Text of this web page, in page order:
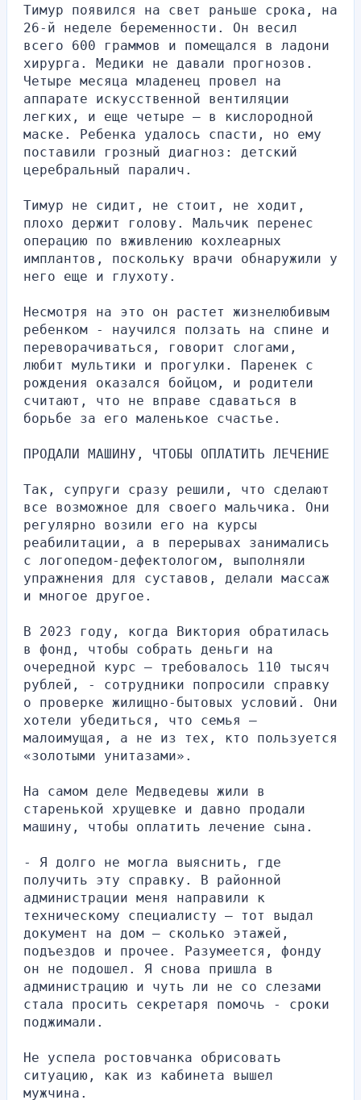
Тимур появился на свет раньше срока, на
26-й неделе беременности. Он весил
всего 600 граммов и помещался в ладони
хирурга. Медики не давали прогнозов.
Четыре месяца младенец провел на
аппарате искусственной вентиляции
легких, и еще четыре – в кислородной
маске. Ребенка удалось спасти, но ему
поставили грозный диагноз: детский
церебральный паралич.
Тимур не сидит, не стоит, не ходит,
плохо держит голову. Мальчик перенес
операцию по вживлению кохлеарных
имплантов, поскольку врачи обнаружили у
него еще и глухоту.
Несмотря на это он растет жизнелюбивым
ребенком - научился ползать на спине и
переворачиваться, говорит слогами,
любит мультики и прогулки. Паренек с
рождения оказался бойцом, и родители
считают, что не вправе сдаваться в
борьбе за его маленькое счастье.
ПРОДАЛИ МАШИНУ, ЧТОБЫ ОПЛАТИТЬ ЛЕЧЕНИЕ
Так, супруги сразу решили, что сделают
все возможное для своего мальчика. Они
регулярно возили его на курсы
реабилитации, а в перерывах занимались
с логопедом-дефектологом, выполняли
упражнения для суставов, делали массаж
и многое другое.
В 2023 году, когда Виктория обратилась
в фонд, чтобы собрать деньги на
очередной курс — требовалось 110 тысяч
рублей, - сотрудники попросили справку
о проверке жилищно-бытовых условий. Они
хотели убедиться, что семья —
малоимущая, а не из тех, кто пользуется
«золотыми унитазами».
На самом деле Медведевы жили в
старенькой хрущевке и давно продали
машину, чтобы оплатить лечение сына.
- Я долго не могла выяснить, где
получить эту справку. В районной
администрации меня направили к
техническому специалисту — тот выдал
документ на дом — сколько этажей,
подъездов и прочее. Разумеется, фонду
он не подошел. Я снова пришла в
администрацию и чуть ли не со слезами
стала просить секретаря помочь - сроки
поджимали.
Не успела ростовчанка обрисовать
ситуацию, как из кабинета вышел
мужчина.